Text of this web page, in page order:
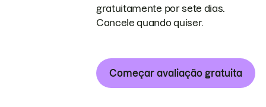
gratuitamente por sete dias.
Cancele quando quiser.
Começar avaliação gratuita